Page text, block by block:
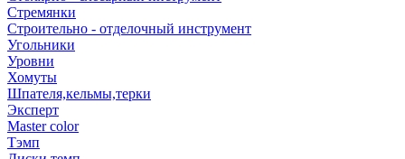
Стремянки
Строительно - отделочный инструмент
Угольники
Уровни
Хомуты
Шпателя,кельмы,терки
Эксперт
Master color
Тэмп